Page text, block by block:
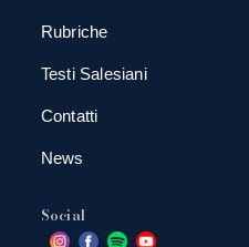
Rubriche
Testi Salesiani
Contatti
News
Social